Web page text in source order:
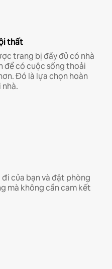
thất
trang bị đầy đủ có nhà
để có cuộc sống thoải
Đó là lựa chọn hoàn
của bạn và đặt phòng
mà không cần cam kết